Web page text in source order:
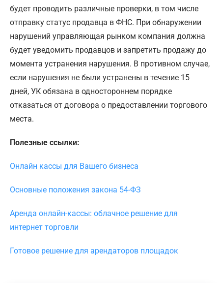
будет проводить различные проверки, в том числе
отправку статус продавца в ФНС. При обнаружении
нарушений управляющая рынком компания должна
будет уведомить продавцов и запретить продажу до
момента устранения нарушения. В противном случае,
если нарушения не были устранены в течение 15
дней, УК обязана в одностороннем порядке
отказаться от договора о предоставлении торгового
места.
Полезные ссылки:
Онлайн кассы для Вашего бизнеса
Основные положения закона 54-ФЗ
Аренда онлайн-кассы: облачное решение для
интернет торговли
Готовое решение для арендаторов площадок